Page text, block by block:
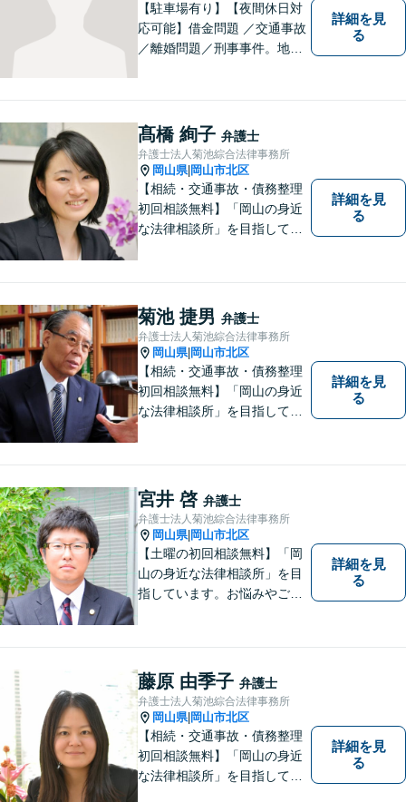
【駐車場有り】【夜間休日対
応可能】借金問題 ／交通事故
／離婚問題／刑事事件。地域
軽にご相談ください。
詳細を見
る
髙橋 絢子 弁護士
弁護士法人菊池綜合法律事務所
岡山県| 岡山市北区
【相続・交通事故・債務整理
初回相談無料】「岡山の身近
な法律相談所」を目指してい
でサポートしていきます。ど
んなささいなことでも構いま
せん。お気軽にご相談くださ
い。【土曜日も受付可能】
【専用駐車場あり】
詳細を見
る
菊池 捷男 弁護士
弁護士法人菊池綜合法律事務所
岡山県| 岡山市北区
【相続・交通事故・債務整理
初回相談無料】「岡山の身近
な法律相談所」を目指してい
でサポートしていきます。ど
んなささいなことでも構いま
せん。お気軽にご相談くださ
い。【土曜日も受付可能】
【専用駐車場あり】
詳細を見
る
宮井 啓 弁護士
弁護士法人菊池綜合法律事務所
岡山県| 岡山市北区
【土曜の初回相談無料】「岡
山の身近な法律相談所」を目
指しています。お悩みやご不
きます。どんなささいなこと
でも構いません。お気軽にご
相談ください。【土曜日も受
付可能】【専用駐車場あり】
詳細を見
る
藤原 由季子 弁護士
弁護士法人菊池綜合法律事務所
岡山県| 岡山市北区
【相続・交通事故・債務整理
初回相談無料】「岡山の身近
な法律相談所」を目指してい
詳細を見
る